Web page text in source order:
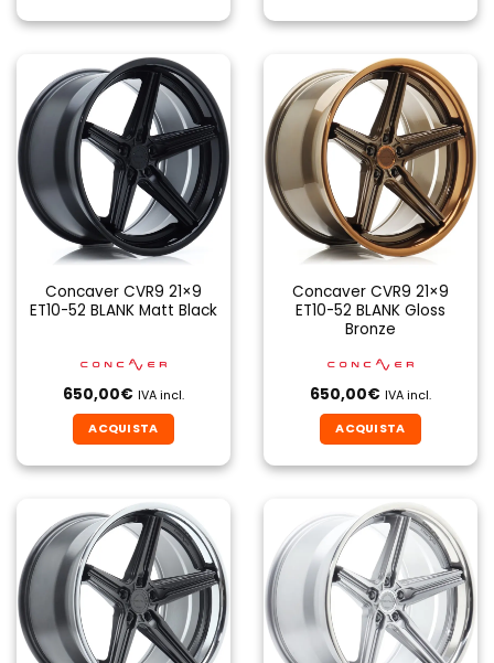
Concaver CVR9 21×9
ET10-52 BLANK Matt Black
650,00€ IVA incl.
ACQUISTA
Concaver CVR9 21×9
ET10-52 BLANK Gloss
Bronze
650,00€ IVA incl.
ACQUISTA